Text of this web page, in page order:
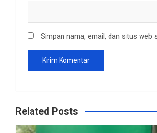
Simpan nama, email, dan situs web
Related Posts